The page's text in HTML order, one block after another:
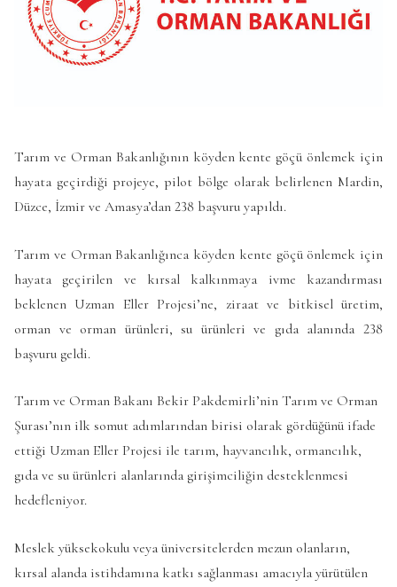
Tarım ve Orman Bakanlığının köyden kente göçü önlemek için
hayata geçirdiği projeye, pilot bölge olarak belirlenen Mardin,
Düzce, İzmir ve Amasya’dan 238 başvuru yapıldı.
Tarım ve Orman Bakanlığınca köyden kente göçü önlemek için
hayata geçirilen ve kırsal kalkınmaya ivme kazandırması
beklenen Uzman Eller Projesi’ne, ziraat ve bitkisel üretim,
orman ve orman ürünleri, su ürünleri ve gıda alanında 238
başvuru geldi.
Tarım ve Orman Bakanı Bekir Pakdemirli’nin Tarım ve Orman
Şurası’nın ilk somut adımlarından birisi olarak gördüğünü ifade
ettiği Uzman Eller Projesi ile tarım, hayvancılık, ormancılık,
gıda ve su ürünleri alanlarında girişimciliğin desteklenmesi
hedefleniyor.
Meslek yüksekokulu veya üniversitelerden mezun olanların,
kırsal alanda istihdamına katkı sağlanması amacıyla yürütülen